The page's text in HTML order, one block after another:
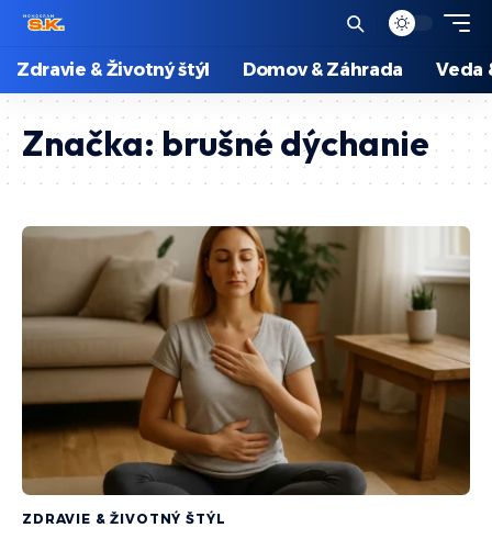
Zdravie & Životný štýl Domov & Záhrada Veda
Značka:brušné dýchanie
ZDRAVIE & ŽIVOTNÝ ŠTÝL